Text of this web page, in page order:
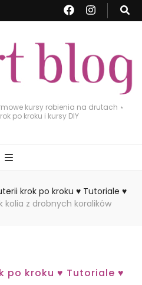
kursy robienia na drutach ⋆
po kroku i kursy DIY
krok po kroku ♥ Tutoriale ♥
kolia z drobnych koralików
po kroku ♥ Tutoriale ♥